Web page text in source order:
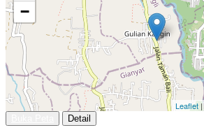
−
Leaflet |
Detail